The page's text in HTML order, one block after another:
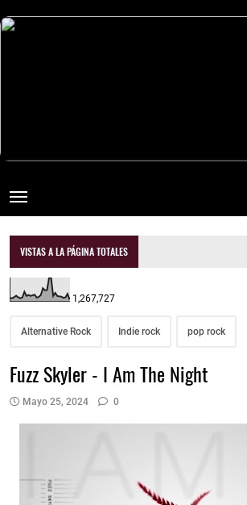
VISTAS A LA PÁGINA TOTALES
1,267,727
Alternative Rock Indie rock pop rock
Fuzz Skyler - I Am The Night
Mayo 25, 2024 0